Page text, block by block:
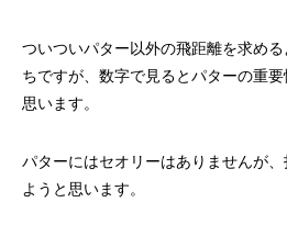
ついついパター以外の飛距離を求め
ちですが、数字で見るとパターの重
思います。
パターにはセオリーはありませんが
ようと思います。